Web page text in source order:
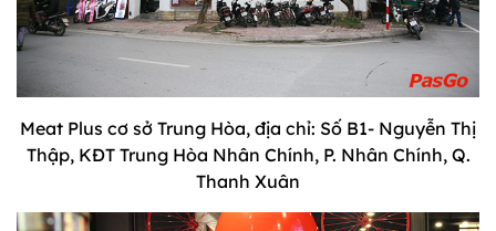
Meat Plus cơ sở Trung Hòa, địa chỉ: Số B1- Nguyễn Thị
Thập, KĐT Trung Hòa Nhân Chính, P. Nhân Chính, Q.
Thanh Xuân